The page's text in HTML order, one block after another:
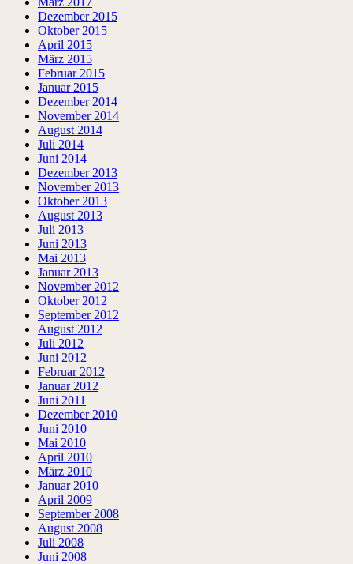
Dezember 2015
Oktober 2015
April 2015
März 2015
Februar 2015
Januar 2015
Dezember 2014
November 2014
August 2014
Juli 2014
Juni 2014
Dezember 2013
November 2013
Oktober 2013
August 2013
Juli 2013
Juni 2013
Mai 2013
Januar 2013
November 2012
Oktober 2012
September 2012
August 2012
Juli 2012
Juni 2012
Februar 2012
Januar 2012
Juni 2011
Dezember 2010
Juni 2010
Mai 2010
April 2010
März 2010
Januar 2010
April 2009
September 2008
August 2008
Juli 2008
Juni 2008